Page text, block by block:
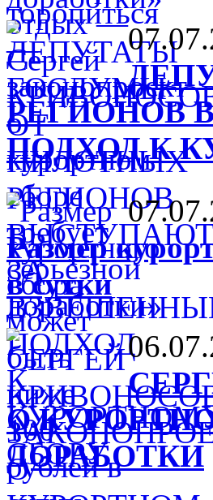
РЕГИОНОВ
ПОДХОД К
Размер
в сутки
О
ДОРАБОТКИ